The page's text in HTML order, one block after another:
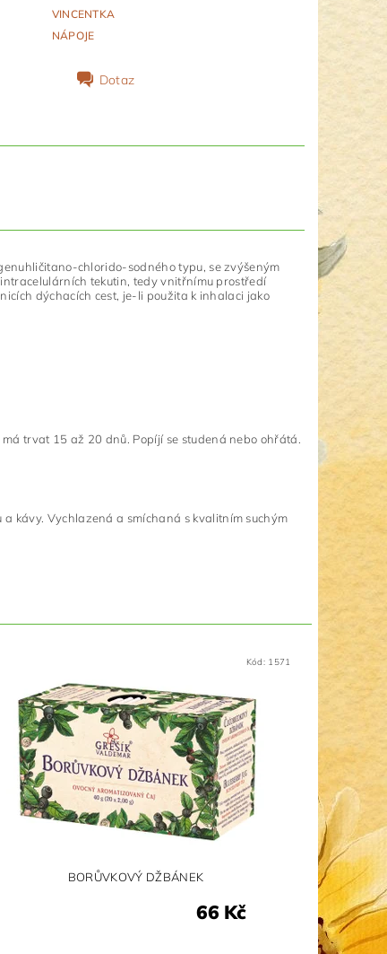
VINCENTKA
NÁPOJE
Dotaz
chlorido-sodného typu, se zvýšeným
tekutin, tedy vnitřnímu prostředí
dýchacích cest, je-li použita k inhalaci jako
trvat 15 až 20 dnů. Popíjí se studená nebo ohřátá.
kávy. Vychlazená a smíchaná s kvalitním suchým
Kód: 1571
BORŮVKOVÝ DŽBÁNEK
66 Kč